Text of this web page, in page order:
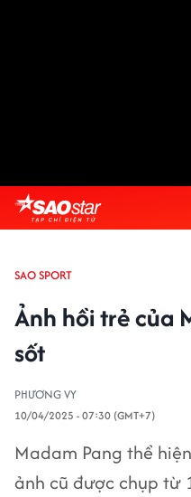
SAO SPORT
Ảnh hồi trẻ của
sốt
PHƯƠNG VY
10/04/2025 - 07:30 (GMT+7)
Madam Pang thể
ảnh cũ được chụp từ